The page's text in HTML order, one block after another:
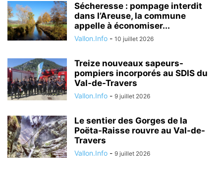
Sécheresse : pompage interdit
dans l’Areuse, la commune
appelle à économiser...
Vallon.Info - 10 juillet 2026
Treize nouveaux sapeurs-
pompiers incorporés au SDIS du
Val-de-Travers
Vallon.Info - 9 juillet 2026
Le sentier des Gorges de la
Poëta-Raisse rouvre au Val-de-
Travers
Vallon.Info - 9 juillet 2026